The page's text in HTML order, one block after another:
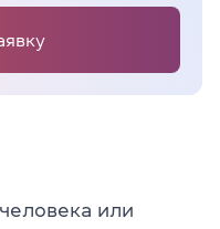
или